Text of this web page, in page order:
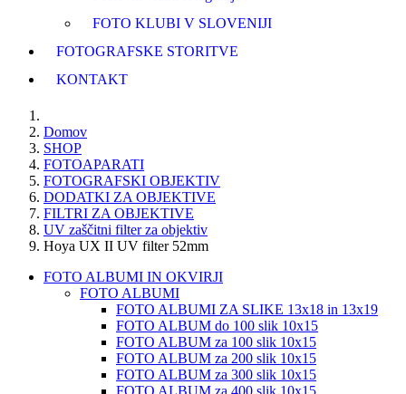
FOTO KLUBI V SLOVENIJI
FOTOGRAFSKE STORITVE
KONTAKT
Domov
SHOP
FOTOAPARATI
FOTOGRAFSKI OBJEKTIV
DODATKI ZA OBJEKTIVE
FILTRI ZA OBJEKTIVE
UV zaščitni filter za objektiv
Hoya UX II UV filter 52mm
FOTO ALBUMI IN OKVIRJI
FOTO ALBUMI
FOTO ALBUMI ZA SLIKE 13x18 in 13x19
FOTO ALBUM do 100 slik 10x15
FOTO ALBUM za 100 slik 10x15
FOTO ALBUM za 200 slik 10x15
FOTO ALBUM za 300 slik 10x15
FOTO ALBUM za 400 slik 10x15